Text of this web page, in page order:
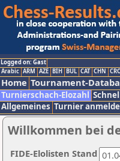
Logged on: Gast
Arabic ARM AZE BIH BUL CAT CHN
Home Tournament-
Turnierschach-Elozahl
Allgemeines Turnier
Willkommen bei
FIDE-Elolisten Stand